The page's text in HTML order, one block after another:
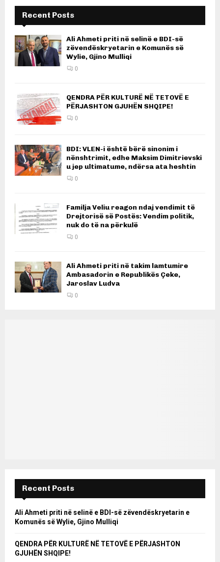
Recent Posts
Ali Ahmeti priti në selinë e BDI-së
zëvendëskryetarin e Komunës së
Wylie, Gjino Mulliqi
0
QENDRA PËR KULTURË NË TETOVË E
PËRJASHTON GJUHËN SHQIPE!
0
BDI: VLEN-i është bërë sinonim i
nënshtrimit, edhe Maksim Dimitrievski
u jep ultimatume, ndërsa ata heshtin
0
Familja Veliu reagon ndaj vendimit të
Drejtorisë së Postës: Vendim politik,
nuk do të na përkulë
0
Ali Ahmeti priti në takim lamtumire
Ambasadorin e Republikës Çeke,
Jaroslav Ludva
0
Recent Posts
Ali Ahmeti priti në selinë e BDI-së zëvendëskryetarin e
Komunës së Wylie, Gjino Mulliqi
QENDRA PËR KULTURË NË TETOVË E PËRJASHTON
GJUHËN SHQIPE!